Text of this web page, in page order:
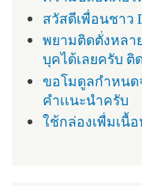
สวัสดีเพื่อนชาว
พยามติดตั่งหลาย
บุคได้เลยครับ ติ
ขอโมดูลกำหนด
คำเเนะนำครับ
ใช้กล่องเพื่มเนื้